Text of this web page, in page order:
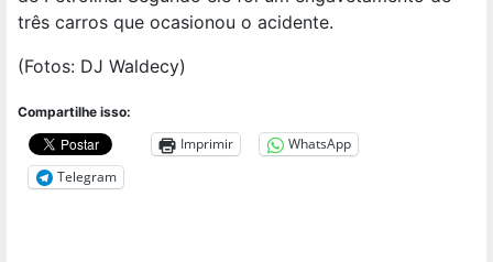
três carros que ocasionou o acidente.
(Fotos: DJ Waldecy)
Compartilhe isso:
Imprimir
WhatsApp
Telegram